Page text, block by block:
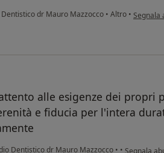
dr Mauro Mazzocco • Altro • secondo
Segnala
alle esigenze dei propri
e fiducia per l'intera
Dentistico dr Mauro Mazzocco • • secondo
Segnala